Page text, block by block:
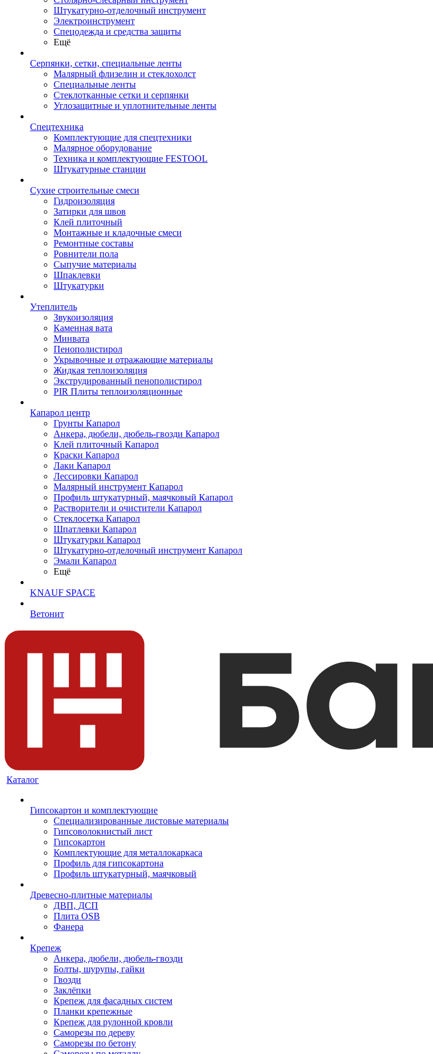
Штукатурно-отделочный инструмент
Электроинструмент
Спецодежда и средства защиты
Ещё
Серпянки, сетки, специальные ленты
Малярный флизелин и стеклохолст
Специальные ленты
Стеклотканные сетки и серпянки
Углозащитные и уплотнительные ленты
Спецтехника
Комплектующие для спецтехники
Малярное оборудование
Техника и комплектующие FESTOOL
Штукатурные станции
Сухие строительные смеси
Гидроизоляция
Затирки для швов
Клей плиточный
Монтажные и кладочные смеси
Ремонтные составы
Ровнители пола
Сыпучие материалы
Шпаклевки
Штукатурки
Утеплитель
Звукоизоляция
Каменная вата
Минвата
Пенополистирол
Укрывочные и отражающие материалы
Жидкая теплоизоляция
Экструдированный пенополистирол
PIR Плиты теплоизоляционные
Капарол центр
Грунты Капарол
Анкера, дюбели, дюбель-гвозди Капарол
Клей плиточный Капарол
Краски Капарол
Лаки Капарол
Лессировки Капарол
Малярный инструмент Капарол
Профиль штукатурный, маячковый Капарол
Растворители и очистители Капарол
Cтеклосетка Капарол
Шпатлевки Капарол
Штукатурки Капарол
Штукатурно-отделочный инструмент Капарол
Эмали Капарол
Ещё
KNAUF SPACE
Ветонит
Каталог
Гипсокартон и комплектующие
Специализированные листовые материалы
Гипсоволокнистый лист
Гипсокартон
Комплектующие для металлокаркаса
Профиль для гипсокартона
Профиль штукатурный, маячковый
Древесно-плитные материалы
ДВП, ДСП
Плита OSB
Фанера
Крепеж
Анкера, дюбели, дюбель-гвозди
Болты, шурупы, гайки
Гвозди
Заклёпки
Крепеж для фасадных систем
Планки крепежные
Крепеж для рулонной кровли
Саморезы по дереву
Саморезы по бетону